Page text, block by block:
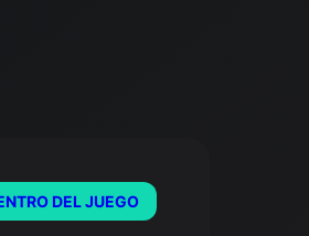
DEL JUEGO